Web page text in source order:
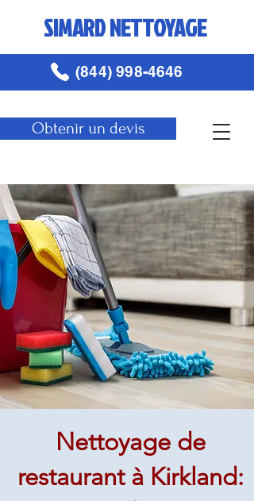
SIMARD NETTOYAGE
Obtenir un devis
(844) 998-4646
Nettoyage de
restaurant à Kirkland: